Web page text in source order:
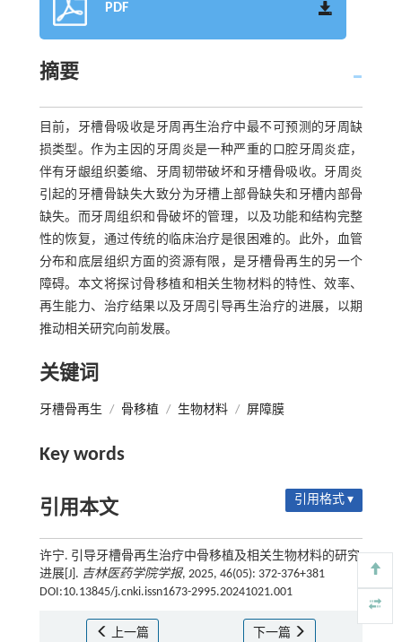
PDF
摘要
目前，牙槽骨吸收是牙周再生治疗中最不可预测的牙周缺
损类型。作为主因的牙周炎是一种严重的口腔牙周炎症，
伴有牙龈组织萎缩、牙周韧带破坏和牙槽骨吸收。牙周炎
引起的牙槽骨缺失大致分为牙槽上部骨缺失和牙槽内部骨
缺失。而牙周组织和骨破坏的管理，以及功能和结构完整
性的恢复，通过传统的临床治疗是很困难的。此外，血管
分布和底层组织方面的资源有限，是牙槽骨再生的另一个
障碍。本文将探讨骨移植和相关生物材料的特性、效率、
再生能力、治疗结果以及牙周引导再生治疗的进展，以期
推动相关研究向前发展。
关键词
牙槽骨再生 / 骨移植 / 生物材料 / 屏障膜
Key words
引用本文 引用格式 ▾
许宁. 引导牙槽骨再生治疗中骨移植及相关生物材料的研究
进展[J]. 吉林医药学院学报, 2025, 46(05): 372-376+381
DOI:10.13845/j.cnki.issn1673-2995.20241021.001
上一篇 下一篇